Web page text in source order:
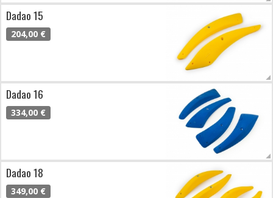
Dadao 15
204,00 €
Dadao 16
334,00 €
Dadao 18
349,00 €